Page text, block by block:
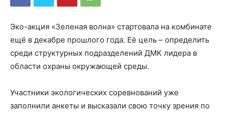
Эко-акция «Зеленая волна» стартовала на комбинате
ещё в декабре прошлого года. Её цель – определить
среди структурных подразделений ДМК лидера в
области охраны окружающей среды.
Участники экологических соревнований уже
заполнили анкеты и высказали свою точку зрения по